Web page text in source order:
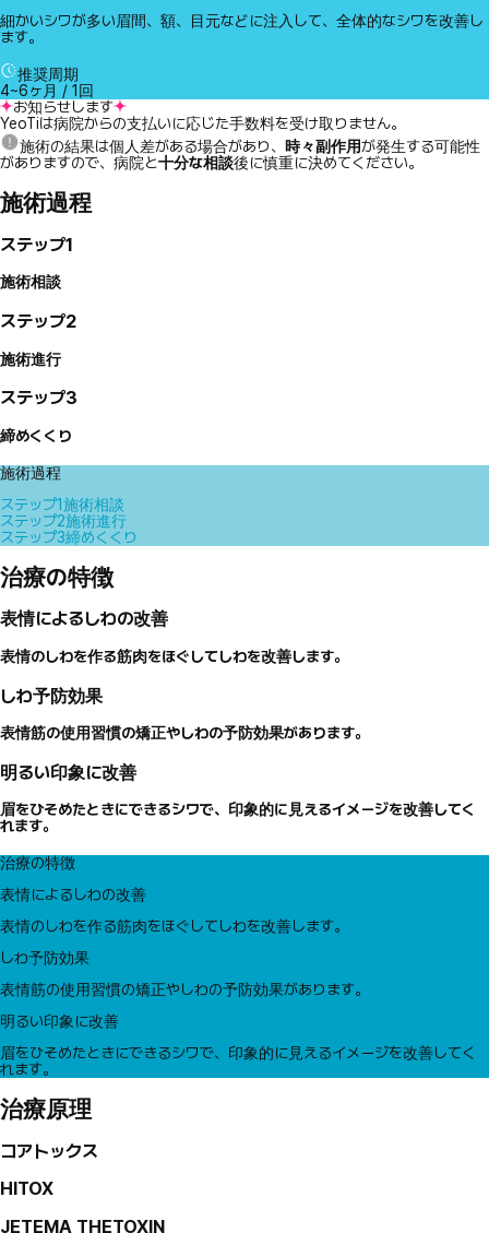
細かいシワが多い眉間、額、目元などに注入して、全体的なシワを改善し
ます。
推奨周期
4~6ヶ月 / 1回
お知らせします
YeoTiは病院からの支払いに応じた手数料を受け取りません。
施術の結果は個人差がある場合があり、 時々副作用が発生する可能性
がありますので、病院と十分な相談後に慎重に決めてください。
施術過程
ステップ1
施術相談
ステップ2
施術進行
ステップ3
締めくくり
施術過程
ステップ1施術相談
ステップ2施術進行
ステップ3締めくくり
治療の特徴
表情によるしわの改善
表情のしわを作る筋肉をほぐしてしわを改善します。
しわ予防効果
表情筋の使用習慣の矯正やしわの予防効果があります。
明るい印象に改善
眉をひそめたときにできるシワで、印象的に見えるイメージを改善してく
れます。
治療の特徴
表情によるしわの改善
表情のしわを作る筋肉をほぐしてしわを改善します。
しわ予防効果
表情筋の使用習慣の矯正やしわの予防効果があります。
明るい印象に改善
眉をひそめたときにできるシワで、印象的に見えるイメージを改善してく
れます。
治療原理
コアトックス
HITOX
JETEMA THETOXIN